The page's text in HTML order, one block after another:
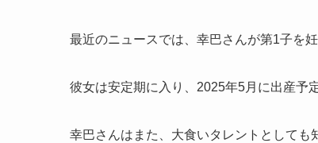
最近のニュースでは、幸巴さんが第1子を
彼女は安定期に入り、2025年5月に出産予
幸巴さんはまた、大食いタレントとしても